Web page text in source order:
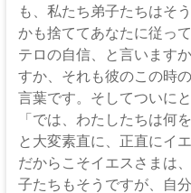
も、私たち弟子たちはそ
かも捨ててあなたに従っ
テロの自信、と言います
すか、それも彼のこの時
言葉です。そしてついに
「では、わたしたちは何
と大変素直に、正直にイ
だからこそイエスさまは
子たちもそうですが、自